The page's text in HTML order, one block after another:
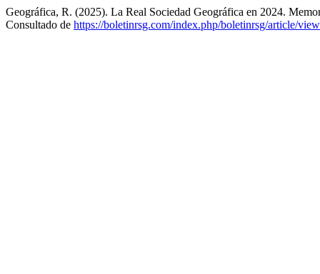
Geográfica, R. (2025). La Real Sociedad Geográfica en 2024.
Consultado de https://boletinrsg.com/index.php/boletinrsg/article/